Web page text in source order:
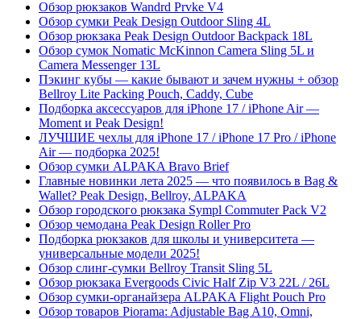
Обзор рюкзаков Wandrd Prvke V4
Обзор сумки Peak Design Outdoor Sling 4L
Обзор рюкзака Peak Design Outdoor Backpack 18L
Обзор сумок Nomatic McKinnon Camera Sling 5L и
Camera Messenger 13L
Пэкинг кубы — какие бывают и зачем нужны + обзор
Bellroy Lite Packing Pouch, Caddy, Cube
Подборка аксессуаров для iPhone 17 / iPhone Air —
Moment и Peak Design!
ЛУЧШИЕ чехлы для iPhone 17 / iPhone 17 Pro / iPhone
Air — подборка 2025!
Обзор сумки ALPAKA Bravo Brief
Главные новинки лета 2025 — что появилось в Bag &
Wallet? Peak Design, Bellroy, ALPAKA
Обзор городского рюкзака Sympl Commuter Pack V2
Обзор чемодана Peak Design Roller Pro
Подборка рюкзаков для школы и университета —
универсальные модели 2025!
Обзор слинг-сумки Bellroy Transit Sling 5L
Обзор рюкзака Evergoods Civic Half Zip V3 22L / 26L
Обзор сумки-органайзера ALPAKA Flight Pouch Pro
Обзор товаров Piorama: Adjustable Bag A10, Omni,